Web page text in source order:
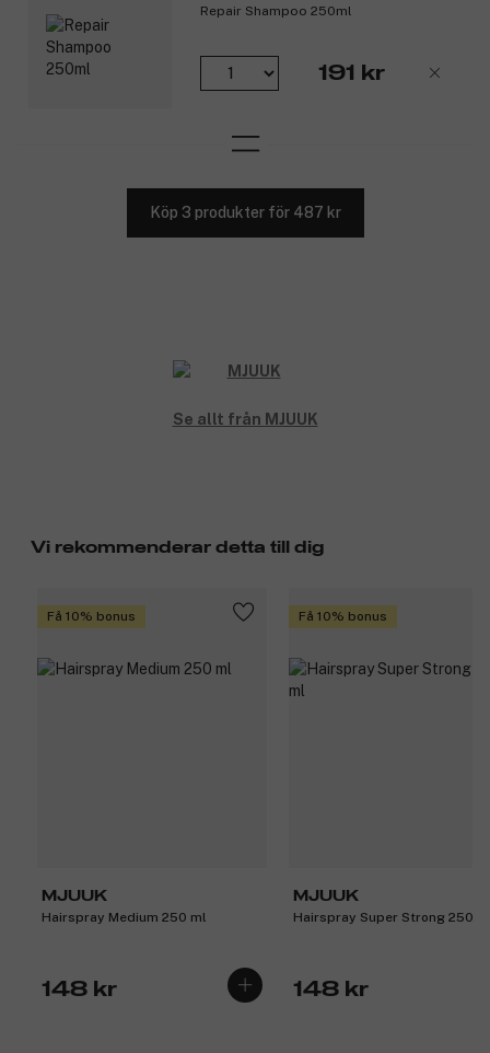
Repair Shampoo 250ml
191 kr
Köp 3 produkter för 487 kr
Se allt från MJUUK
Vi rekommenderar detta till dig
Få 10% bonus
MJUUK
Hairspray Medium 250 ml
148 kr
Få 10% bonus
MJUUK
Hairspray Super Strong 250
148 kr